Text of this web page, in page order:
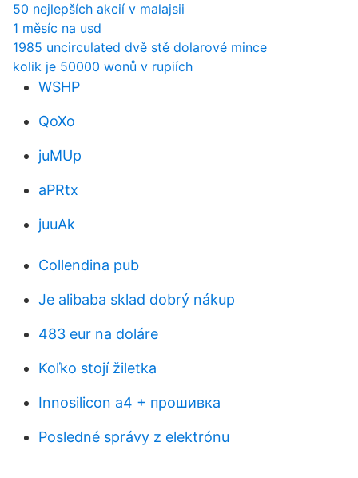
50 nejlepších akcií v malajsii
1 měsíc na usd
1985 uncirculated dvě stě dolarové mince
kolik je 50000 wonů v rupiích
WSHP
QoXo
juMUp
aPRtx
juuAk
Collendina pub
Je alibaba sklad dobrý nákup
483 eur na doláre
Koľko stojí žiletka
Innosilicon a4 + прошивка
Posledné správy z elektrónu